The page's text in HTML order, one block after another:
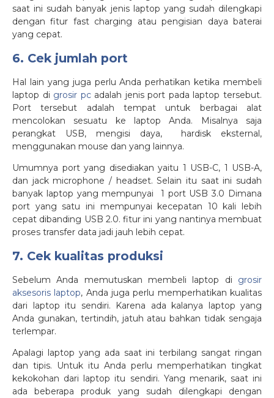
saat ini sudah banyak jenis laptop yang sudah dilengkapi
dengan fitur fast charging atau pengisian daya baterai
yang cepat.
6. Cek jumlah port
Hal lain yang juga perlu Anda perhatikan ketika membeli
laptop di grosir pcadalah jenis port pada laptop tersebut.
Port tersebut adalah tempat untuk berbagai alat
mencolokan sesuatu ke laptop Anda. Misalnya saja
perangkat USB, mengisi daya, hardisk eksternal,
menggunakan mouse dan yang lainnya.
Umumnya port yang disediakan yaitu 1 USB-C, 1 USB-A,
dan jack microphone / headset. Selain itu saat ini sudah
banyak laptop yang mempunyai 1 port USB 3.0 Dimana
port yang satu ini mempunyai kecepatan 10 kali lebih
cepat dibanding USB 2.0. fitur ini yang nantinya membuat
proses transfer data jadi jauh lebih cepat.
7. Cek kualitas produksi
Sebelum Anda memutuskan membeli laptop di grosir
aksesoris laptop, Anda juga perlu memperhatikan kualitas
dari laptop itu sendiri. Karena ada kalanya laptop yang
Anda gunakan, tertindih, jatuh atau bahkan tidak sengaja
terlempar.
Apalagi laptop yang ada saat ini terbilang sangat ringan
dan tipis. Untuk itu Anda perlu memperhatikan tingkat
kekokohan dari laptop itu sendiri. Yang menarik, saat ini
ada beberapa produk yang sudah dilengkapi dengan